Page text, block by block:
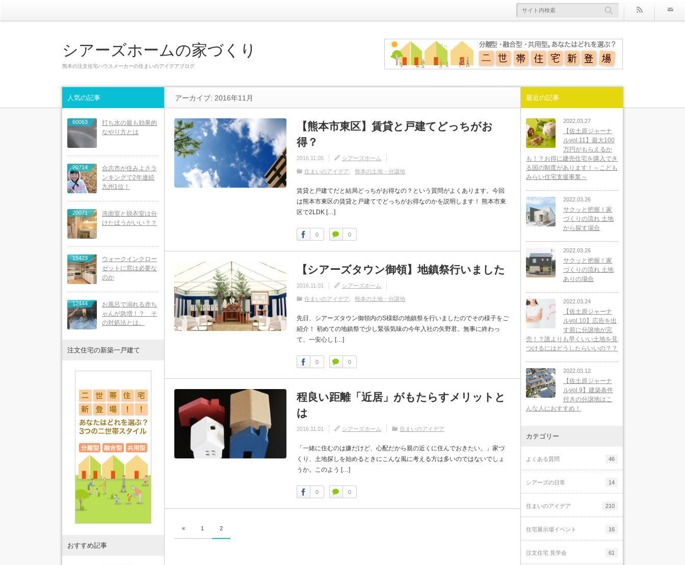
シアーズホームの家づくり
熊本の注文住宅ハウスメーカーの住まいのアイデアブログ
アーカイブ: 2016年11月
【熊本市東区】賃貸と戸建てどっちがお
得？
2016.11.05 シアーズホーム
住まいのアイデア 熊本の土地・分譲地
賃貸と戸建てだと結局どっちがお得なの？という質問がよくあります。今回
は熊本市東区の賃貸と戸建てでどっちがお得なのかを説明します！ 熊本市東
区で2LDK […]
0 0
【シアーズタウン御領】地鎮祭行いました
2016.11.01 シアーズホーム
住まいのアイデア 熊本の土地・分譲地
先日、シアーズタウン御領内のS様邸の地鎮祭を行いましたのでその様子をご
紹介！ 初めての地鎮祭で少し緊張気味の今年入社の矢野君。無事に終わっ
て、一安心し […]
0 0
程良い距離「近居」がもたらすメリットと
は
2016.11.01 シアーズホーム 住まいのアイデア
「一緒に住むのは嫌だけど、心配だから親の近くに住んでおきたい。」家づ
くり、土地探しを始めるときにこんな風に考える方は多いのではないでしょ
うか。このよう […]
0 0
« 1 2
人気の記事
60063
打ち水の最も効果的
なやり方とは
20714
合志市が住みよさラ
ンキングで2年連続
九州1位！
20071
洗面室と脱衣室は分
けたほうがいい？？
15423
ウォークインクロー
ゼットに窓は必要な
のか
12444
お風呂で溺れる赤ち
ゃんが急増！？ そ
の対処法とは。
注文住宅の新築一戸建て
おすすめ記事
最近の記事
2022.03.27
【佐土原ジャーナ
ルvol.11】最大100
万円がもらえるか
も！？お得に建売住宅を購入でき
る国の制度があります！～こども
みらい住宅支援事業～
2022.03.26
サクッと把握！家
づくりの流れ 土地
から探す場合
2022.03.26
サクッと把握！家
づくりの流れ 土地
ありの場合
2022.03.24
【佐土原ジャーナ
ルvol.10】広告を出
す前に分譲地が完
売！？誰よりも早くいい土地を見
つけるにはどうしたらいいの？？
2022.03.12
【佐土原ジャーナ
ルvol.9】建築条件
付きの分譲地はこ
んな人におすすめ！
カテゴリー
よくある質問 46
シアーズの日常 14
住まいのアイデア 210
住宅展示場イベント 16
注文住宅 見学会 61